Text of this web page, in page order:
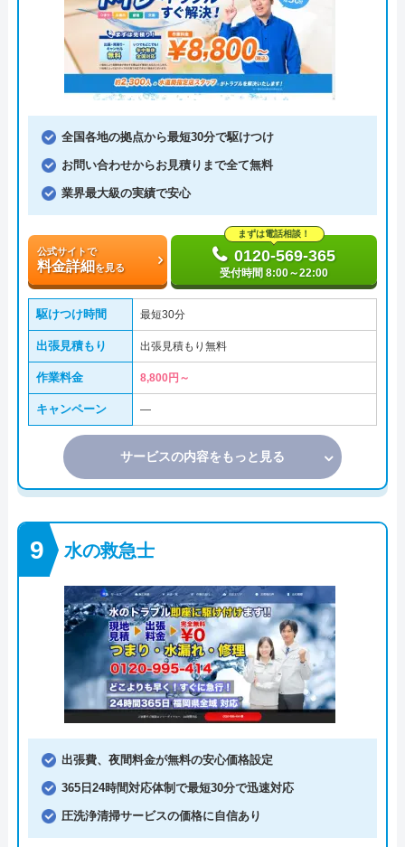
全国各地の拠点から最短30分で駆けつけ
お問い合わせからお見積りまで全て無料
業界最大級の実績で安心
公式サイトで
料金詳細を見る
まずは電話相談！
0120-569-365
受付時間 8:00～22:00
駆けつけ時間 最短30分
出張見積もり 出張見積もり無料
作業料金 8,800円～
キャンペーン ―
サービスの内容をもっと見る
水の救急士
出張費、夜間料金が無料の安心価格設定
365日24時間対応体制で最短30分で迅速対応
圧洗浄清掃サービスの価格に自信あり